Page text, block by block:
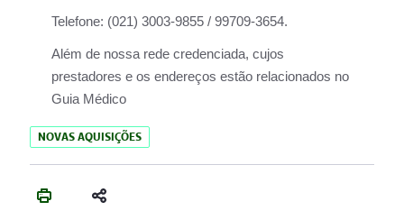
Telefone: (021) 3003-9855 / 99709-3654.
Além de nossa rede credenciada, cujos
prestadores e os endereços estão relacionados no
Guia Médico
NOVAS AQUISIÇÕES